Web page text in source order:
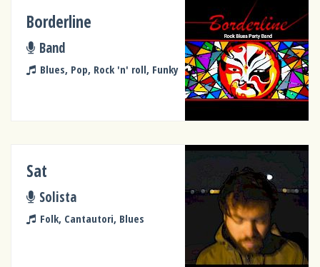
Borderline
Band
Blues, Pop, Rock 'n' roll, Funky
Sat
Solista
Folk, Cantautori, Blues